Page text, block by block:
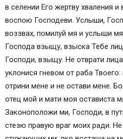
в селении Его жертву хваления
воспою Господеви. Услыши,
воззвах, помилуй мя и услыши
Господа взыщу, взыска Тебе
Господи, взыщу. Не отврати
уклонися гневом от раба
отрини мене и не остави мене.
отец мой и мати моя остависта
Законоположи ми, Господи, в
стезю правую враг моих ради.